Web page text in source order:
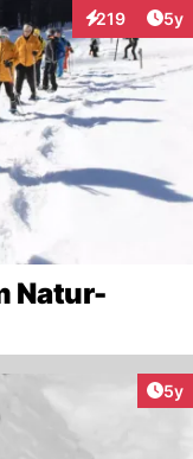
219
Interaktionen
5y
Natur-
5y